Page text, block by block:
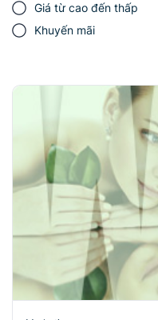
Giá từ cao đến thấp
Khuyến mãi